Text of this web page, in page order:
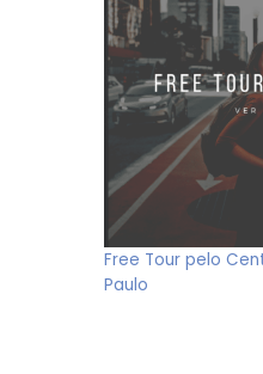
Free Tour pelo
Paulo